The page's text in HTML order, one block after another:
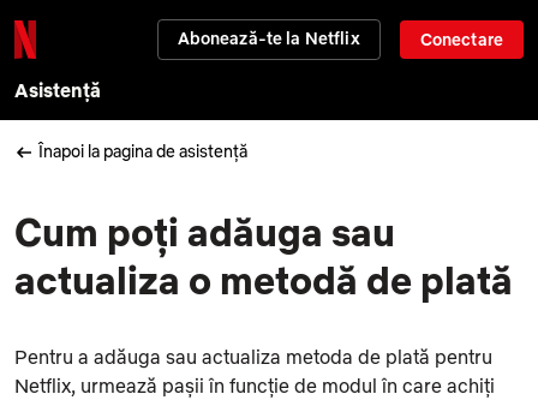
Abonează-te la Netflix Conectare
Asistență
Înapoi la pagina de asistență
Cum poți adăuga sau
actualiza o metodă de plată
Pentru a adăuga sau actualiza metoda de plată pentru
Netflix, urmează pașii în funcție de modul în care achiți